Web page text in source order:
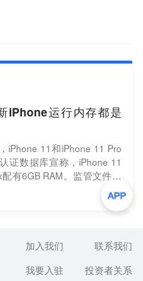
iPhone运行内存都是
iPhone 11和iPhone 11 Pro
证数据库宣称，iPhone 11
有6GB RAM。监管文件以
夫·特劳顿·史密斯在苹果开
果最新三款iPhone都只有4G
加入我们
联系我们
我要入驻 投资者关系